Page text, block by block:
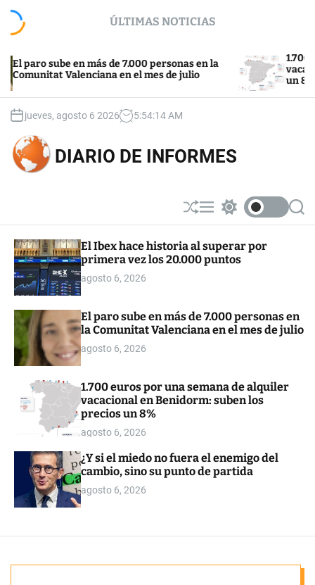
c
ÚLTIMAS NOTICIAS
sube en más de 7.000 personas en la
Valenciana en el mes de julio
1.700 euros
vacacional
un 8%
jueves, agosto 6 2026 5:54:15AM
DIARIO DE INFORMES
S
h
ff
l
M
e
u
w
t
c
o
r
S
e
El Ibex hace historia al superar por
primera vez los 20.000 puntos
agosto 6, 2026
El paro sube en más de 7.000 personas en
la Comunitat Valenciana en el mes de julio
agosto 6, 2026
1.700 euros por una semana de alquiler
vacacional en Benidorm: suben los
precios un 8%
agosto 6, 2026
¿Y si el miedo no fuera el enemigo del
cambio, sino su punto de partida
agosto 6, 2026